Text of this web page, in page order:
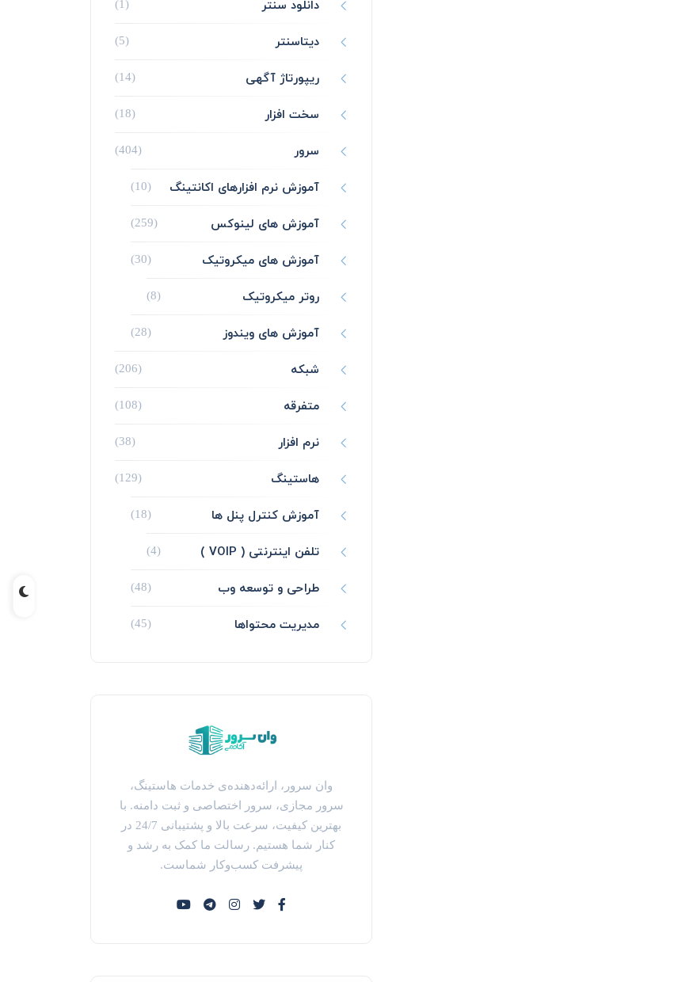
دانلود سنتر (1)
دیتاسنتر (5)
ریپورتاژ آگهی (14)
سخت افزار (18)
سرور (404)
آموزش نرم افزارهای اکانتینگ (10)
آموزش های لینوکس (259)
آموزش های میکروتیک (30)
روتر میکروتیک (8)
آموزش های ویندوز (28)
شبکه (206)
متفرقه (108)
نرم افزار (38)
هاستینگ (129)
آموزش کنترل پنل ها (18)
تلفن اینترنتی ( VOIP ) (4)
طراحی و توسعه وب (48)
مدیریت محتواها (45)
وان سرور، ارائه‌دهنده‌ی خدمات هاستینگ،
سرور مجازی، سرور اختصاصی و ثبت دامنه. با
بهترین کیفیت، سرعت بالا و پشتیبانی 24/7 در
کنار شما هستیم. رسالت ما کمک به رشد و
پیشرفت کسب‌وکار شماست.